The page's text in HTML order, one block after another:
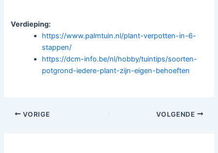
Verdieping:
https://www.palmtuin.nl/plant-verpotten-in-6-
stappen/
https://dcm-info.be/nl/hobby/tuintips/soorten-
potgrond-iedere-plant-zijn-eigen-behoeften
BerichtVORIGE VOLGENDE